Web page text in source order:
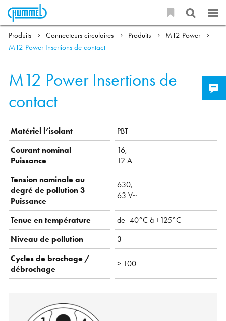
Produits Connecteurs circulaires Produits
M12 Power
M12 Power Insertions de contact
M12 Power Insertions de
contact
Matériel l’isolant
PBT
Courant nominal
Puissance
16,
12 A
Tension nominale au
degré de pollution 3
Puissance
630,
63 V~
Tenue en température
de -40°C à +125°C
Niveau de pollution
3
Cycles de brochage /
débrochage
> 100